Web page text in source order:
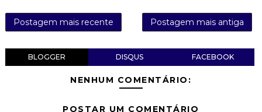
Postagem mais recente Postagem mais antiga
BLOGGER DISQUS FACEBOOK
NENHUM COMENTÁRIO:
POSTAR UM COMENTÁRIO